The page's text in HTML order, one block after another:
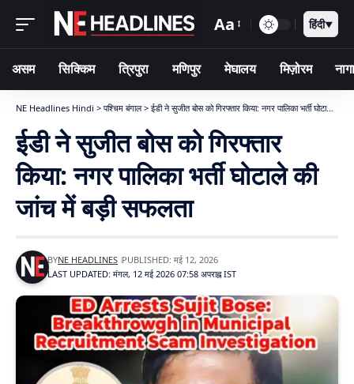
Aa हिंदी▼
असम सिक्किम त्रिपुरा मणिपुर मेघालय मिज़ोरम
NE Headlines Hindi > पश्चिम बंगाल> ईडी ने सुजीत बोस को गिरफ्तार किया: नगर पालिका भर्ती घोटाले की जांच में बड़ी सफलता
ईडी ने सुजीत बोस को गिरफ्तार
किया: नगर पालिका भर्ती घोटाले की
जांच में बड़ी सफलता
LAST UPDATED: मंगल, 12 मई 2026 07:58 अपराह्न IST
BYNE HEADLINES PUBLISHED: मई 12, 2026